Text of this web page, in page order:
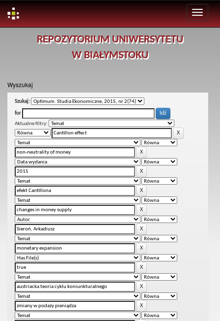
REPOZYTORIUM UNIWERSYTETU
W BIAŁYMSTOKU
Wyszukaj
Szukaj:
for
Aktualne filtry: